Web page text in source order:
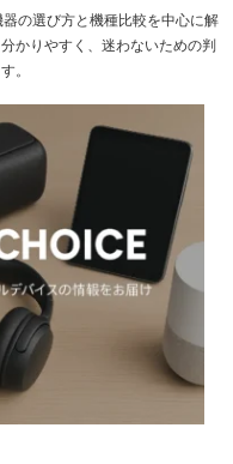
の選び方と機種比較を中心に解
かりやすく、迷わないための判
。